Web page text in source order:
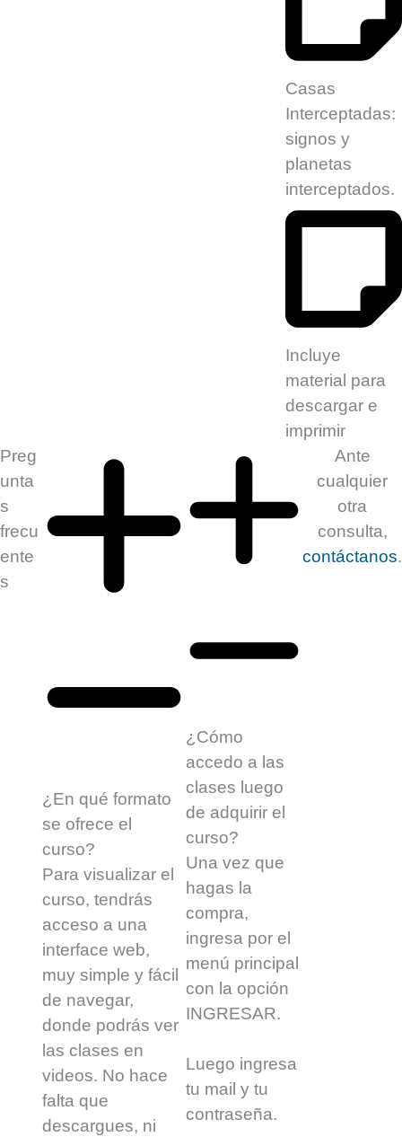
Casas
Interceptadas:
signos y
planetas
interceptados.
Incluye
material para
descargar e
imprimir
Preg
unta
s
frecu
ente
s
¿En qué formato
se ofrece el
curso?
Para visualizar el
curso, tendrás
acceso a una
interface web,
muy simple y fácil
de navegar,
donde podrás ver
las clases en
videos. No hace
falta que
descargues, ni
¿Cómo
accedo a las
clases luego
de adquirir el
curso?
Una vez que
hagas la
compra,
ingresa por el
menú principal
con la opción
INGRESAR.
Luego ingresa
tu mail y tu
contraseña.
Ante
cualquier
otra
consulta,
contáctanos.